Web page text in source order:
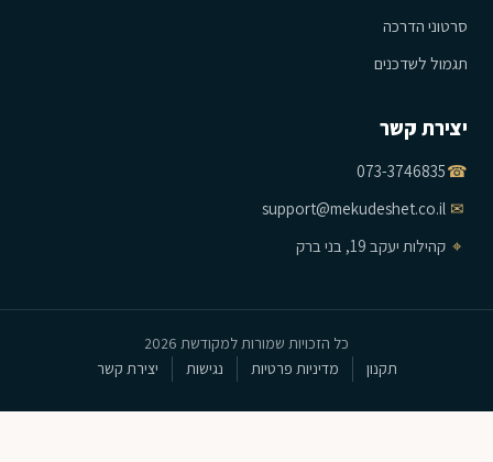
סרטוני הדרכה
תגמול לשדכנים
יצירת קשר
☎
073-3746835
✉
support@mekudeshet.co.il
⌖ קהילות יעקב 19, בני ברק
כל הזכויות שמורות למקודשת 2026
תקנון
מדיניות פרטיות נגישות יצירת קשר